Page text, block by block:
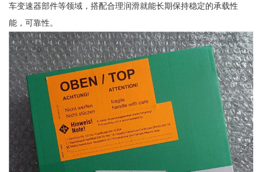
车变速器部件等领域，搭配合理润滑就能长期保持稳定的承载性
能，可靠性。